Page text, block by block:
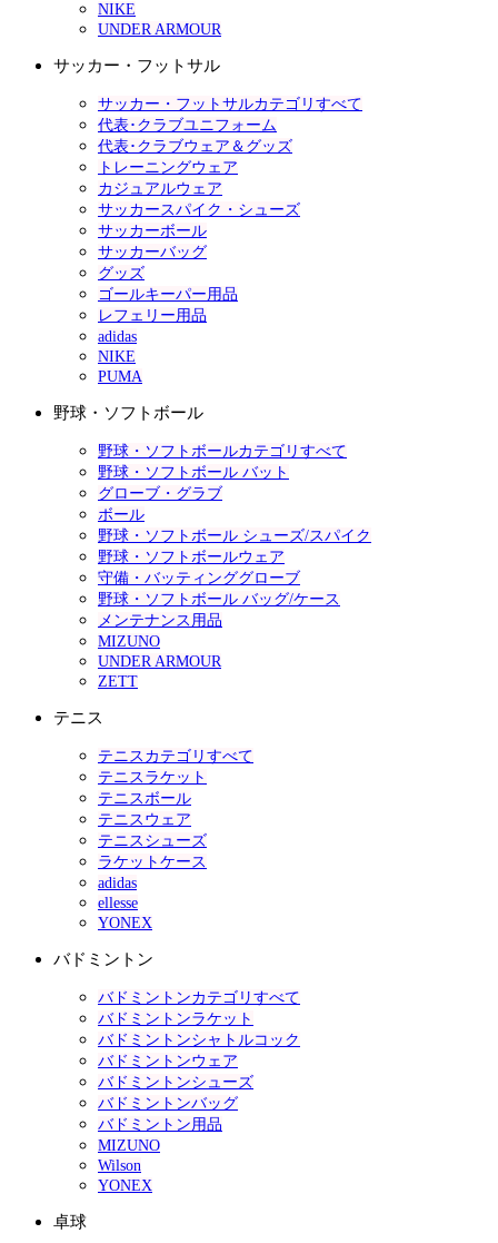
NIKE
UNDER ARMOUR
サッカー・フットサル
サッカー・フットサルカテゴリすべて
代表･クラブユニフォーム
代表･クラブウェア＆グッズ
トレーニングウェア
カジュアルウェア
サッカースパイク・シューズ
サッカーボール
サッカーバッグ
グッズ
ゴールキーパー用品
レフェリー用品
adidas
NIKE
PUMA
野球・ソフトボール
野球・ソフトボールカテゴリすべて
野球・ソフトボール バット
グローブ・グラブ
ボール
野球・ソフトボール シューズ/スパイク
野球・ソフトボールウェア
守備・バッティンググローブ
野球・ソフトボール バッグ/ケース
メンテナンス用品
MIZUNO
UNDER ARMOUR
ZETT
テニス
テニスカテゴリすべて
テニスラケット
テニスボール
テニスウェア
テニスシューズ
ラケットケース
adidas
ellesse
YONEX
バドミントン
バドミントンカテゴリすべて
バドミントンラケット
バドミントンシャトルコック
バドミントンウェア
バドミントンシューズ
バドミントンバッグ
バドミントン用品
MIZUNO
Wilson
YONEX
卓球